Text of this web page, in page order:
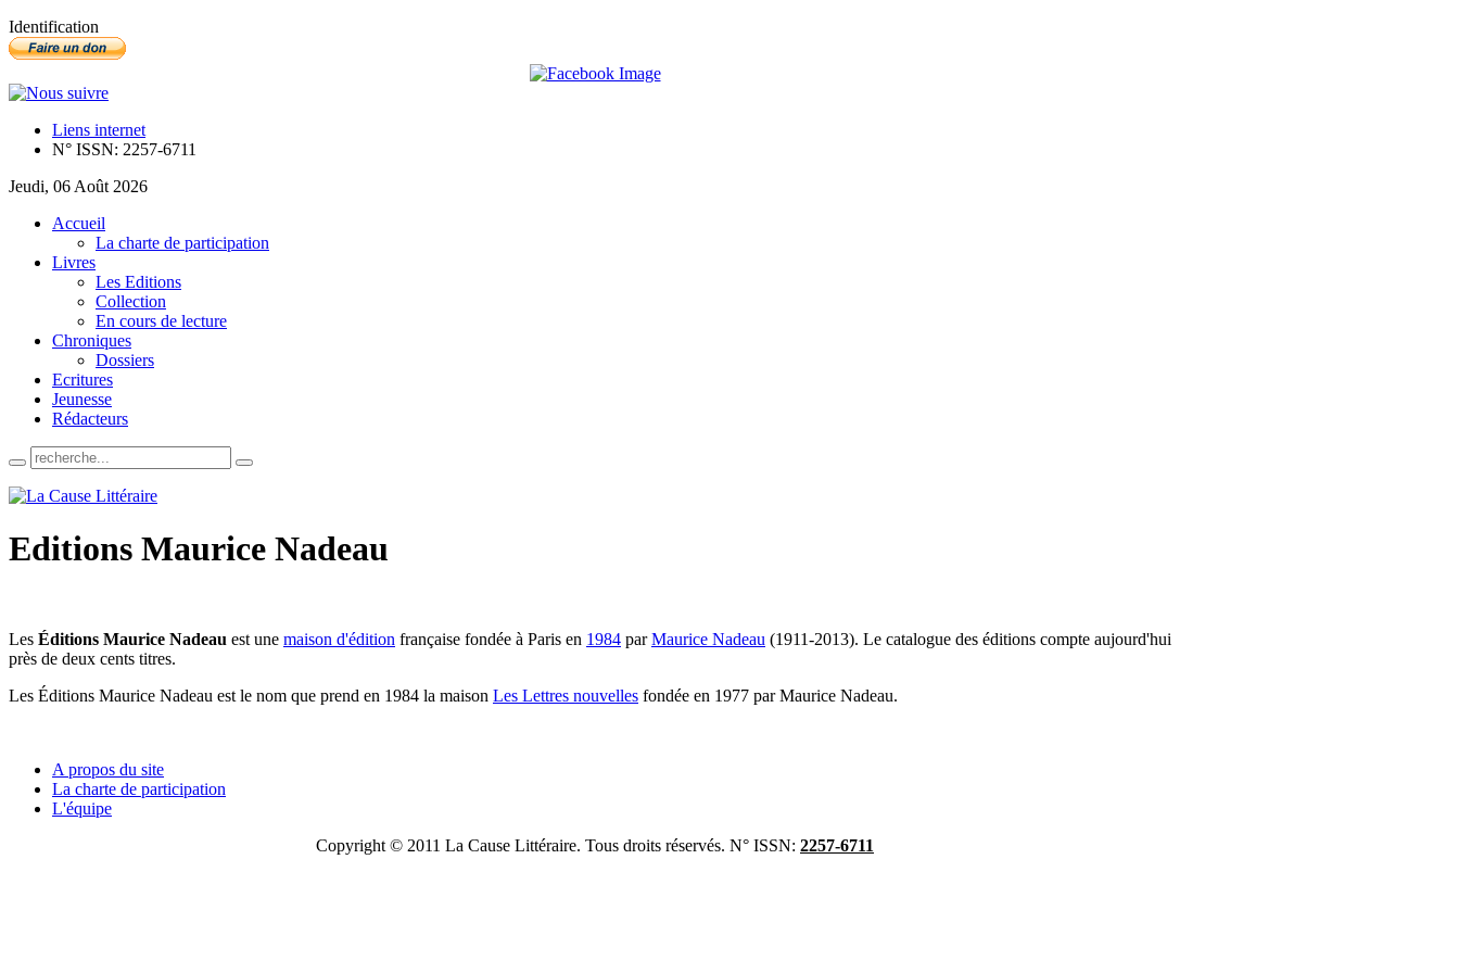
Identification
Liens internet
N° ISSN: 2257-6711
Jeudi, 06 Août 2026
Accueil
La charte de participation
Livres
Les Editions
Collection
En cours de lecture
Chroniques
Dossiers
Ecritures
Jeunesse
Rédacteurs
Editions Maurice Nadeau
Les Éditions Maurice Nadeau est une maison d'édition française fondée à Paris en 1984 parMaurice Nadeau (1911-2013). Le catalogue des éditions compte aujourd'hui
près de deux cents titres.
Les Éditions Maurice Nadeau est le nom que prend en 1984 la maison Les Lettres nouvelles fondée en 1977 par Maurice Nadeau.
A propos du site
La charte de participation
L'équipe
Copyright © 2011 La Cause Littéraire. Tous droits réservés. N° ISSN: 2257-6711